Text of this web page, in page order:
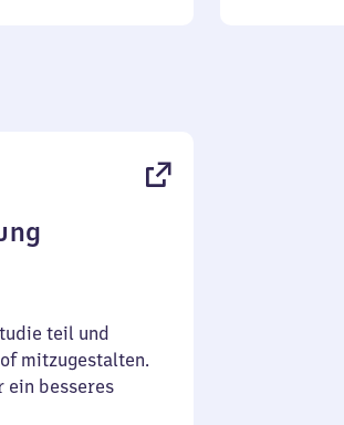
teil und
mitzugestalten.
ein besseres